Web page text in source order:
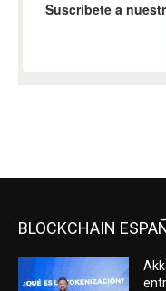
BLOCKCHAIN